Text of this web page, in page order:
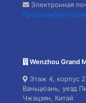
Электронная
Wenzhou Grand
Этаж 4, корпус
Ваньцюань, уезд
Чжэцзян, Китай